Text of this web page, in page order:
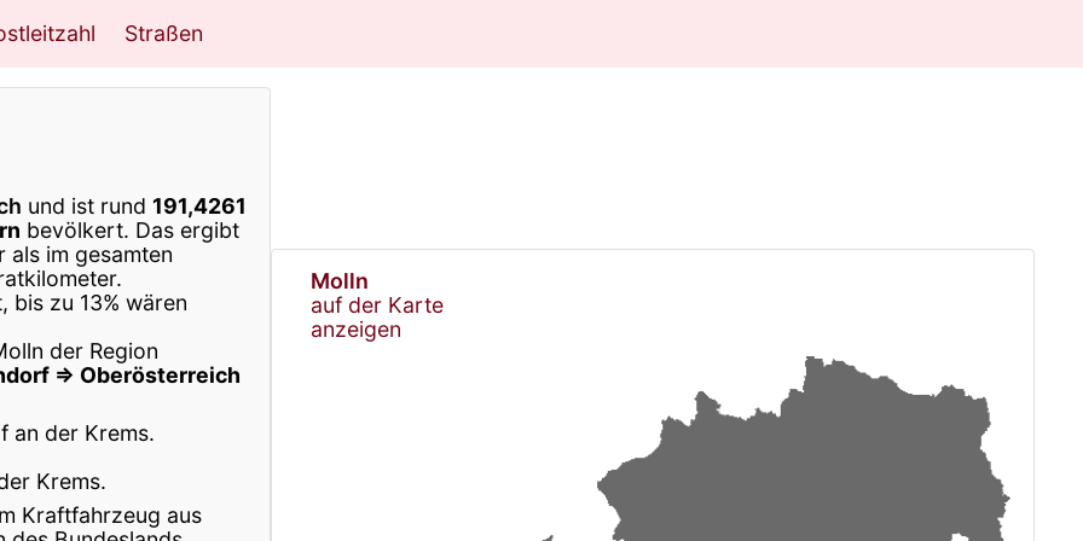
Straßen
und ist rund 191,4261
bevölkert. Das ergibt
als im gesamten
bis zu 13% wären
der Region
⇒ Oberösterreich
an der Krems.
Krems.
Kraftfahrzeug aus
Molln
auf der Karte
anzeigen